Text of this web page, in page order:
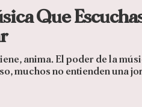
Que
anima. El poder de la
muchos no entienden una